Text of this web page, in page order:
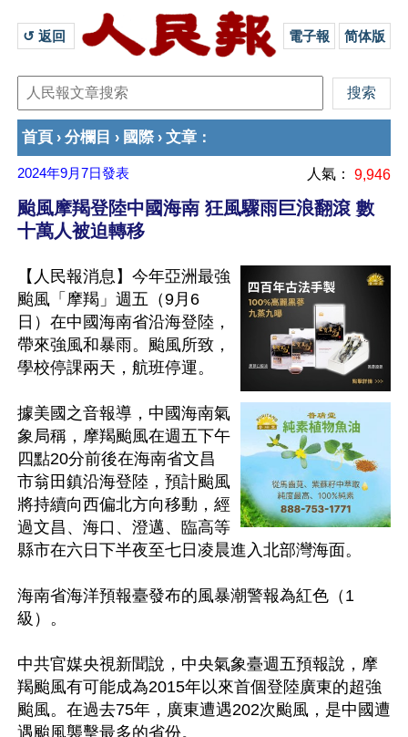
↺ 返回 電子報 简体版
首頁 › 分欄目 › 國際› 文章 ：
2024年9月7日發表 人氣： 9,946
颱風摩羯登陸中國海南 狂風驟雨巨浪翻滾 數
十萬人被迫轉移
【人民報消息】今年亞洲最強
颱風「摩羯」週五（9月6
日）在中國海南省沿海登陸，
帶來強風和暴雨。颱風所致，
學校停課兩天，航班停運。
據美國之音報導，中國海南氣
象局稱，摩羯颱風在週五下午
四點20分前後在海南省文昌
市翁田鎮沿海登陸，預計颱風
將持續向西偏北方向移動，經
過文昌、海口、澄邁、臨高等
縣市在六日下半夜至七日凌晨進入北部灣海面。
海南省海洋預報臺發布的風暴潮警報為紅色（1
級）。
中共官媒央視新聞說，中央氣象臺週五預報說，摩
羯颱風有可能成為2015年以來首個登陸廣東的超強
颱風。在過去75年，廣東遭遇202次颱風，是中國遭
遇颱風襲擊最多的省份。